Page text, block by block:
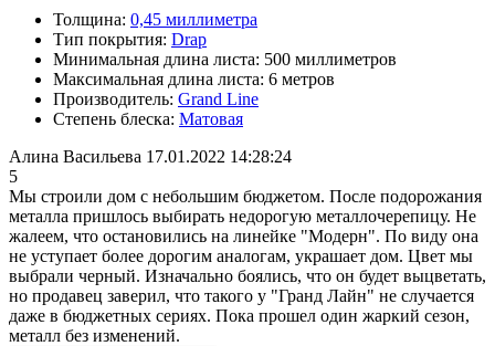
Толщина: 0,45 миллиметра
Тип покрытия: Drap
Минимальная длина листа: 500 миллиметров
Максимальная длина листа: 6 метров
Производитель: Grand Line
Степень блеска: Матовая
Алина Васильева 17.01.2022 14:28:24
5
Мы строили дом с небольшим бюджетом. После подорожания
металла пришлось выбирать недорогую металлочерепицу. Не
жалеем, что остановились на линейке "Модерн". По виду она
не уступает более дорогим аналогам, украшает дом. Цвет мы
выбрали черный. Изначально боялись, что он будет выцветать,
но продавец заверил, что такого у "Гранд Лайн" не случается
даже в бюджетных сериях. Пока прошел один жаркий сезон,
металл без изменений.